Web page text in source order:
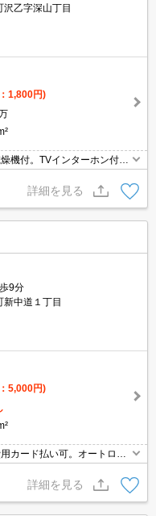
乙字深山丁目
1,800円)
機付。TVインターホン付
物干しあり。仲介手数料家
ス。 詳細を見る
9分
中道１丁目
5,000円)
カード払い可。オートロッ
。追焚給湯。温水洗浄便座
詳細を見る